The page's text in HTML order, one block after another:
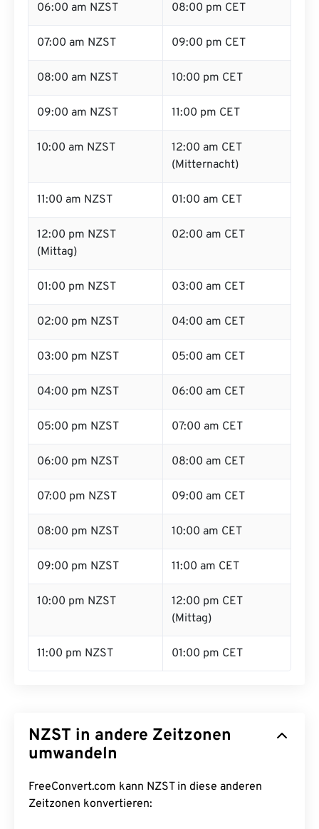
06:00 am NZST 08:00 pm CET
07:00 am NZST 09:00 pm CET
08:00 am NZST 10:00 pm CET
09:00 am NZST 11:00 pm CET
10:00 am NZST
12:00 am CET
(Mitternacht)
11:00 am NZST 01:00 am CET
12:00 pm NZST
(Mittag)
02:00 am CET
01:00 pm NZST 03:00 am CET
02:00 pm NZST 04:00 am CET
03:00 pm NZST 05:00 am CET
04:00 pm NZST 06:00 am CET
05:00 pm NZST 07:00 am CET
06:00 pm NZST 08:00 am CET
07:00 pm NZST 09:00 am CET
08:00 pm NZST 10:00 am CET
09:00 pm NZST 11:00 am CET
10:00 pm NZST
12:00 pm CET
(Mittag)
11:00 pm NZST 01:00 pm CET
NZST in andere Zeitzonen
umwandeln
FreeConvert.com kann NZST in diese anderen
Zeitzonen konvertieren: